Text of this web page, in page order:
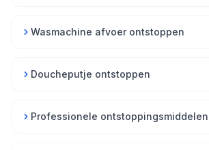
Wasmachine afvoer ontstoppen
Doucheputje ontstoppen
Professionele ontstoppingsmiddelen